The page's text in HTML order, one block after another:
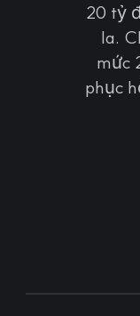
20 tỷ
la.
mức
phục